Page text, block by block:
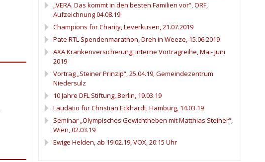
„VERA. Das kommt in den besten Familien vor“, ORF,
Aufzeichnung 04.08.19
Champions for Charity, Leverkusen, 21.07.2019
Pate RTL Spendenmarathon, Dreh in Weeze, 15.06.2019
AXA Krankenversicherung, interne Vortragreihe, Mai- Juni
2019
Vortrag „Steiner Prinzip“, 25.04.19, Gemeindezentrum
Niedersulz
10 Jahre DFL Stiftung, Berlin, 19.03.19
Laudatio für Christian Eckhardt, Hamburg, 14.03.19
Seminar „Olympisches Gewichtheben mit Matthias Steiner“,
Wien, 02.03.19
Ewige Helden, ab 19.02.19, VOX, 20:15 Uhr